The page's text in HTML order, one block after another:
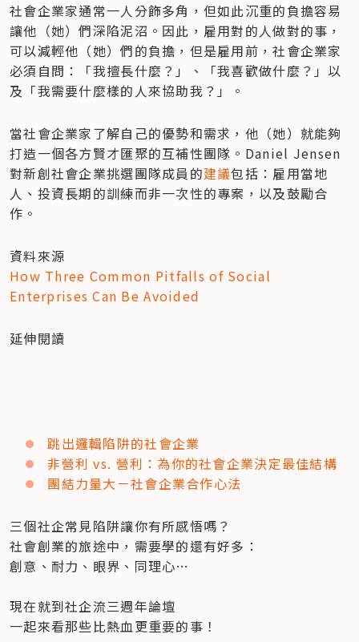
社會企業家通常一人分飾多角，但如此沉重的負擔容易
讓他（她）們深陷泥沼。因此，雇用對的人做對的事，
可以減輕他（她）們的負擔，但是雇用前，社會企業家
必須自問：「我擅長什麼？」、「我喜歡做什麼？」以
及「我需要什麼樣的人來協助我？」。
當社會企業家了解自己的優勢和需求，他（她）就能夠
打造一個各方賢才匯聚的互補性團隊。Daniel Jensen
對新創社會企業挑選團隊成員的建議包括：雇用當地
人、投資長期的訓練而非一次性的專案，以及鼓勵合
作。
How Three Common Pitfalls of Social
Enterprises Can Be Avoided
延伸閱讀
跳出邏輯陷阱的社會企業
非營利 vs. 營利：為你的社會企業決定最佳結構
團結力量大－社會企業合作心法
三個社企常見陷阱讓你有所感悟嗎？
社會創業的旅途中，需要學的還有好多：
創意、耐力、眼界、同理心…
現在就到社企流三週年論壇
一起來看那些比熱血更重要的事！